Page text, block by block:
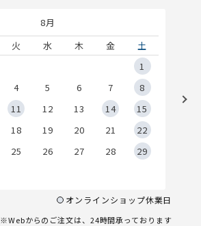
8月
火 水 木 金
土
1
4 5 6 7
8
11 12 13 14
15
18 19 20 21
22
25 26 27 28
29
オンラインショップ休業日
※Webからのご注文は、24時間承っております